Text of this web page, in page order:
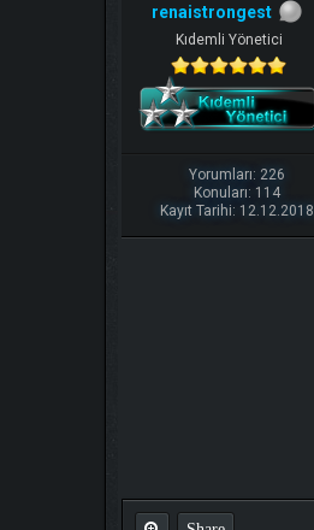
renaistrongest
Kıdemli Yönetici
Yorumları: 226
Konuları: 114
Kayıt Tarihi: 12.12.2018